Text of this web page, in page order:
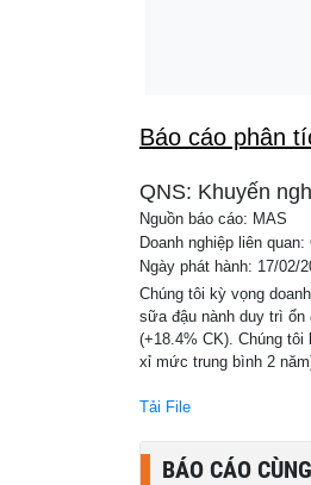
Báo cáo phân
QNS: Khuyến
Nguồn báo cáo: MAS
Doanh nghiệp liên quan:
Ngày phát hành: 17/02/
Chúng tôi kỳ vọng
sữa đậu nành duy trì
(+18.4% CK). Chúng
xỉ mức trung bình 2
Tải File
BÁO CÁO